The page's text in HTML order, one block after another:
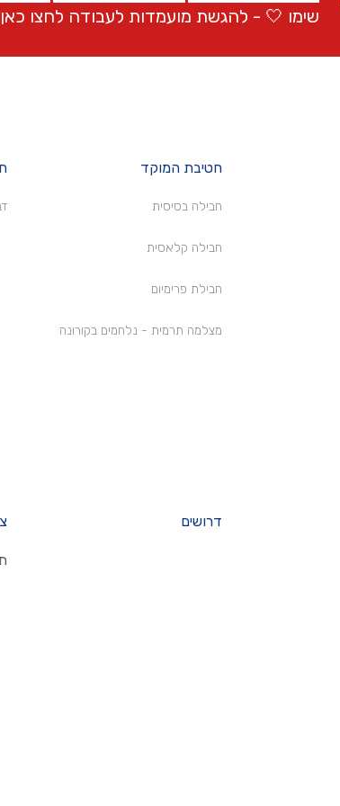
שימו 🤍 - להגשת מועמדות לעבודה לחצו כאן
חטיבת המוקד
חבילה בסיסית
חבילה קלאסית
חבילת פרימיום
מצלמה תרמית - נלחמים בקורונה
דרושים